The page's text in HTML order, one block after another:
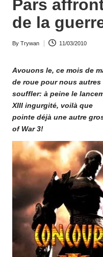
la
y.
c
m
Pars
de la
Posted
By Trywan 11/03/2010
Avouons le, ce mois de
de roue pour nous autres
souffler: à peine le
XIII ingurgité, voilà que
pointe déjà une autre
of War 3!